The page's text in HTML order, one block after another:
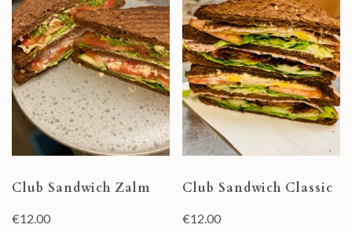
Club Sandwich Zalm
€12.00
Club Sandwich Classic
€12.00